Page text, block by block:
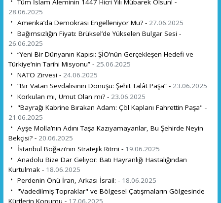
Tüm İslam Âleminin 1447 Hicri Yılı Mübarek Olsun! -
28.06.2025
Amerika’da Demokrasi Engelleniyor Mu? - 27.06.2025
Bağımsızlığın Fiyatı: Brüksel’de Yükselen Bulgar Sesi -
26.06.2025
“Yeni Bir Dünyanın Kapısı: ŞİÖ’nün Gerçekleşen Hedefi ve
Türkiye’nin Tarihi Misyonu” - 25.06.2025
NATO Zirvesi - 24.06.2025
“Bir Vatan Sevdalısının Dönüşü: Şehit Talât Paşa” - 23.06.2025
Korkulan mı, Umut Olan mı? - 23.06.2025
"Bayrağı Kabrine Bırakan Adam: Çöl Kaplanı Fahrettin Paşa" -
21.06.2025
Ayşe Molla’nın Adını Taşa Kazıyamayanlar, Bu Şehirde Neyin
Bekçisi? - 20.06.2025
İstanbul Boğazı’nın Stratejik Ritmi - 19.06.2025
Anadolu Bize Dar Geliyor: Batı Hayranlığı Hastalığından
Kurtulmak - 18.06.2025
Perdenin Önü İran, Arkası İsrail: - 18.06.2025
"Vadedilmiş Topraklar" ve Bölgesel Çatışmaların Gölgesinde
Kürtlerin Konumu - 17.06.2025